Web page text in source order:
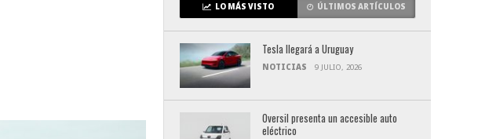
LO MÁS VISTO ÚLTIMOS ARTÍCULOS
Tesla llegará a Uruguay
NOTICIAS 9 JULIO, 2026
Oversil presenta un accesible auto
eléctrico